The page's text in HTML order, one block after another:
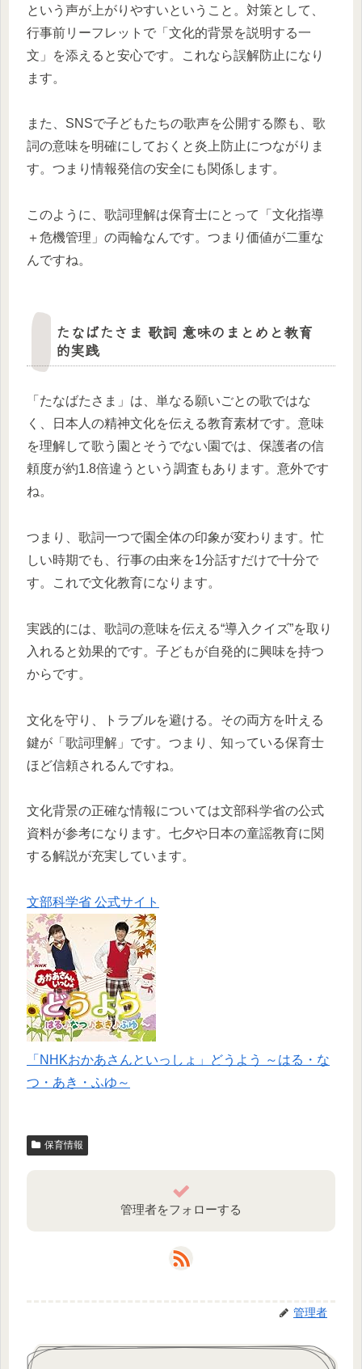
という声が上がりやすいということ。対策として、
行事前リーフレットで「文化的背景を説明する一
文」を添えると安心です。これなら誤解防止になり
ます。
また、SNSで子どもたちの歌声を公開する際も、歌
詞の意味を明確にしておくと炎上防止につながりま
す。つまり情報発信の安全にも関係します。
このように、歌詞理解は保育士にとって「文化指導
＋危機管理」の両輪なんです。つまり価値が二重な
んですね。
たなばたさま 歌詞 意味のまとめと教育
的実践
「たなばたさま」は、単なる願いごとの歌ではな
く、日本人の精神文化を伝える教育素材です。意味
を理解して歌う園とそうでない園では、保護者の信
頼度が約1.8倍違うという調査もあります。意外です
ね。
つまり、歌詞一つで園全体の印象が変わります。忙
しい時期でも、行事の由来を1分話すだけで十分で
す。これで文化教育になります。
実践的には、歌詞の意味を伝える“導入クイズ”を取り
入れると効果的です。子どもが自発的に興味を持つ
からです。
文化を守り、トラブルを避ける。その両方を叶える
鍵が「歌詞理解」です。つまり、知っている保育士
ほど信頼されるんですね。
文化背景の正確な情報については文部科学省の公式
資料が参考になります。七夕や日本の童謡教育に関
する解説が充実しています。
文部科学省 公式サイト
「NHKおかあさんといっしょ」どうよう ～はる・な
つ・あき・ふゆ～
保育情報
管理者をフォローする
管理者